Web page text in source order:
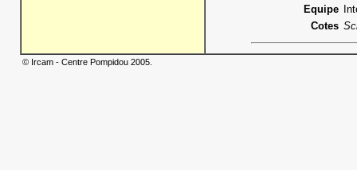
Equipe
Cotes
© Ircam - Centre Pompidou 2005.